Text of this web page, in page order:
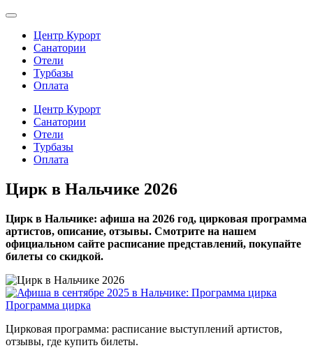
Центр Курорт
Санатории
Отели
Турбазы
Оплата
Центр Курорт
Санатории
Отели
Турбазы
Оплата
Цирк в Нальчике 2026
Цирк в Нальчике: афиша на 2026 год, цирковая программа
артистов, описание, отзывы. Смотрите на нашем
официальном сайте расписание представлений, покупайте
билеты со скидкой.
Программа цирка
Цирковая программа: расписание выступлений артистов,
отзывы, где купить билеты.